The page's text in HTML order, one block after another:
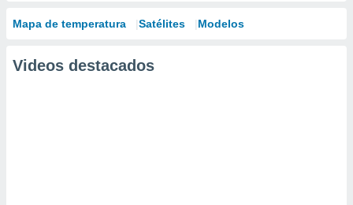
Mapa de temperatura Satélites Modelos
Videos destacados